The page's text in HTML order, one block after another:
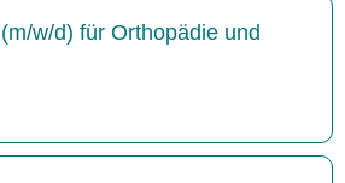
w/d) für Orthopädie und